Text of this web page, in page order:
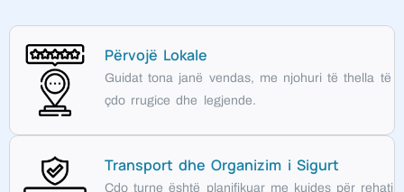
Përvojë Lokale
Guidat tona janë vendas, me njohuri të thella të
çdo rrugice dhe legjende.
Transport dhe Organizim i Sigurt
Çdo turne është planifikuar me kujdes për rehati